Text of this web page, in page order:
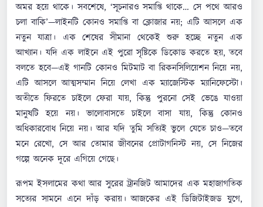
অমর হয়ে থাকে। সবশেষে, ‘সূচনারও সমাপ্তি থাকে… সে পথে আরও
চলা বাকি’—লাইনটি কোনও সমাপ্তি বা ক্লোজার নয়; এটি আসলে এক
নতুন যাত্রা। এক শেষের সীমানা থেকেই শুরু হচ্ছে নতুন এক
আখ্যান। যদি এক লাইনে এই পুরো সৃষ্টিকে ডিকোড করতে হয়, তবে
বলতে হবে—এই গানটি কোনও মিটমাট বা রিকনসিলিয়েশন নিয়ে নয়,
এটি আসলে আত্মসম্মান নিয়ে লেখা এক ম্যাজেস্টিক ম্যানিফেস্টো।
অতীতে ফিরতে চাইলে ফেরা যায়, কিন্তু পুরনো সেই ভেঙে যাওয়া
মানুষটি হয়ে নয়। ভালোবাসতে চাইলে বাসা যায়, কিন্তু কোনও
অধিকারবোধ নিয়ে নয়। আর যদি তুমি সত্যিই ভুলে যেতে চাও—তবে
মনে রেখো, সে আর তোমার জীবনের প্রোটাগনিস্ট নয়, সে নিজের
গল্পে অনেক দূরে এগিয়ে গেছে।
রূপম ইসলামের কথা আর সুরের ট্রানজিট আমাদের এক মহাজাগতিক
সত্যের সামনে এনে দাঁড় করায়। আজকের এই ডিজিটাইজড যুগে,